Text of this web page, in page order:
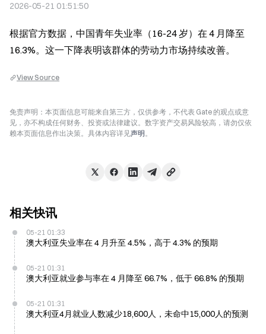
2026-05-21 01:51:50
根据官方数据，中国青年失业率（16-24 岁）在 4 月降至
16.3%。这一下降表明该群体的劳动力市场持续改善。
View Source
免责声明：本页面信息可能来自第三方，仅供参考，不代表 Gate 的观点或意
见，亦不构成任何财务、投资或法律建议。数字资产交易风险较高，请勿仅依
赖本页面信息作出决策。具体内容详见声明。
相关快讯
05-21 01:33
澳大利亚失业率在 4 月升至 4.5%，高于 4.3% 的预期
05-21 01:31
澳大利亚就业参与率在 4 月降至 66.7%，低于 66.8% 的预期
05-21 01:31
澳大利亚4月就业人数减少18,600人，未命中15,000人的预测